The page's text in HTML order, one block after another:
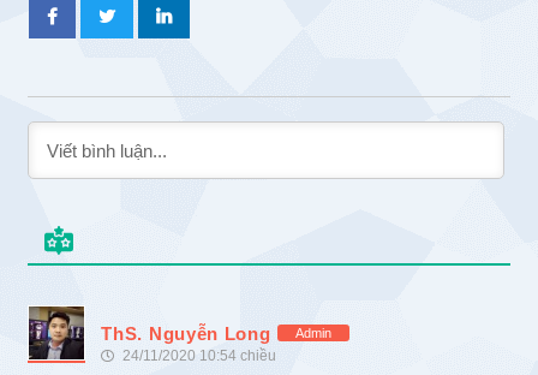
ThS. Nguyễn Long Admin
24/11/2020 10:54 chiều